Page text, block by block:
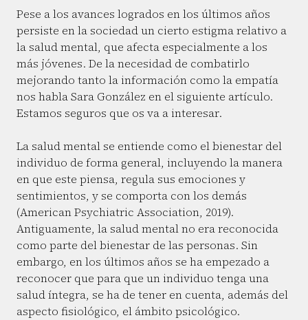
Pese a los avances logrados en los últimos años
persiste en la sociedad un cierto estigma relativo a
la salud mental, que afecta especialmente a los
más jóvenes. De la necesidad de combatirlo
mejorando tanto la información como la empatía
nos habla Sara González en el siguiente artículo.
Estamos seguros que os va a interesar.
La salud mental se entiende como el bienestar del
individuo de forma general, incluyendo la manera
en que este piensa, regula sus emociones y
sentimientos, y se comporta con los demás
(American Psychiatric Association, 2019).
Antiguamente, la salud mental no era reconocida
como parte del bienestar de las personas. Sin
embargo, en los últimos años se ha empezado a
reconocer que para que un individuo tenga una
salud íntegra, se ha de tener en cuenta, además del
aspecto fisiológico, el ámbito psicológico.